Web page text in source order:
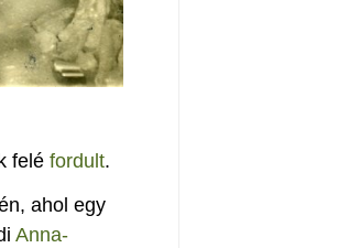
felé fordult.
ahol egy
Anna-